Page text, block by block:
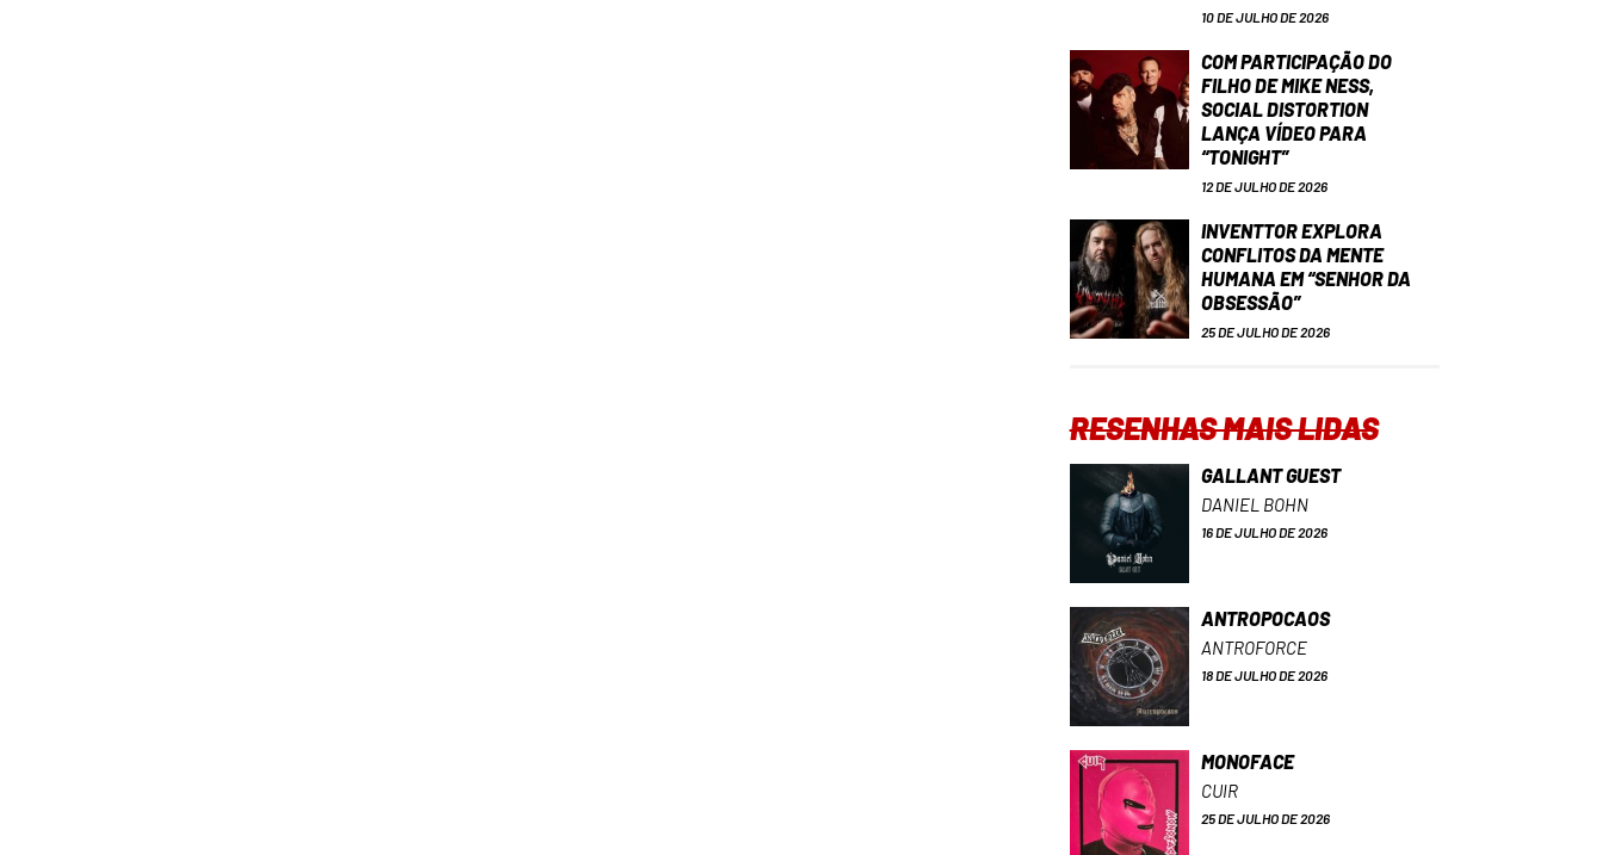
10 DE JULHO DE 2026
COM PARTICIPAÇÃO DO
FILHO DE MIKE NESS,
SOCIAL DISTORTION
LANÇA VÍDEO PARA
“TONIGHT”
12 DE JULHO DE 2026
INVENTTOR EXPLORA
CONFLITOS DA MENTE
HUMANA EM “SENHOR DA
OBSESSÃO”
25 DE JULHO DE 2026
RESENHAS MAIS LIDAS
GALLANT GUEST
DANIEL BOHN
16 DE JULHO DE 2026
ANTROPOCAOS
ANTROFORCE
18 DE JULHO DE 2026
MONOFACE
CUIR
25 DE JULHO DE 2026